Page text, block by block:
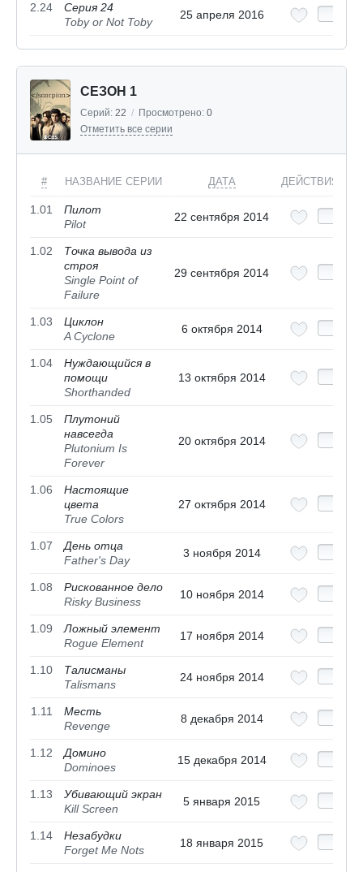
2.24
Серия 24
Toby or Not Toby
25 апреля 2016
СЕЗОН 1
Серий: 22 / Просмотрено: 0
Отметить все серии
# НАЗВАНИЕ СЕРИИ ДАТА ДЕЙСТВИЯ
1.01
Пилот
Pilot
22 сентября 2014
1.02
Точка вывода из
строя
Single Point of
Failure
29 сентября 2014
1.03
Циклон
A Cyclone
6 октября 2014
1.04
Нуждающийся в
помощи
Shorthanded
13 октября 2014
1.05
Плутоний
навсегда
Plutonium Is
Forever
20 октября 2014
1.06
Настоящие
цвета
True Colors
27 октября 2014
1.07
День отца
Father's Day
3 ноября 2014
1.08
Рискованное дело
Risky Business
10 ноября 2014
1.09
Ложный элемент
Rogue Element
17 ноября 2014
1.10
Талисманы
Talismans
24 ноября 2014
1.11
Месть
Revenge
8 декабря 2014
1.12
Домино
Dominoes
15 декабря 2014
1.13
Убивающий экран
Kill Screen
5 января 2015
1.14
Незабудки
Forget Me Nots
18 января 2015